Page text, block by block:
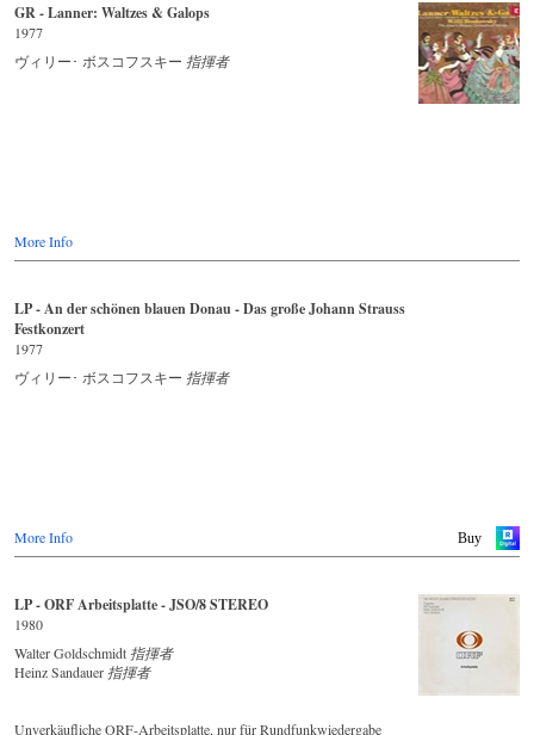
GR - Lanner: Waltzes & Galops
1977
ヴィリー･ ボスコフスキー 指揮者
More Info
LP - An der schönen blauen Donau - Das große Johann Strauss
Festkonzert
1977
ヴィリー･ ボスコフスキー 指揮者
Buy
More Info
LP - ORF Arbeitsplatte - JSO/8 STEREO
1980
Walter Goldschmidt 指揮者
Heinz Sandauer 指揮者
Unverkäufliche ORF-Arbeitsplatte, nur für Rundfunkwiedergabe